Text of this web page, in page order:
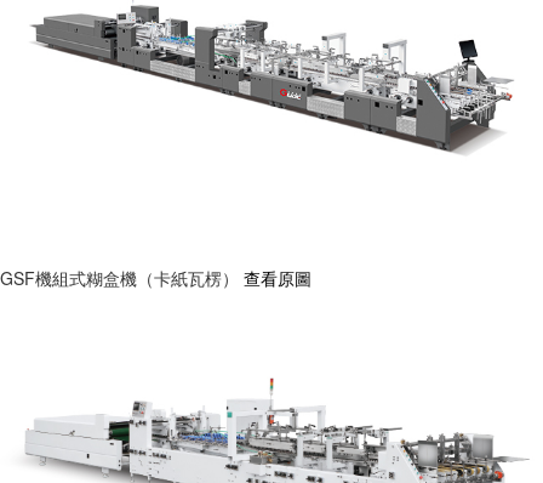
GSF機組式糊盒機（卡紙瓦楞） 查看原圖